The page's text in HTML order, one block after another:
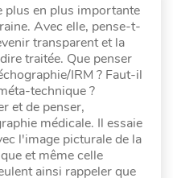
plus en plus importante
Avec elle, pense-t-
transparent et la
traitée. Que penser
IRM ? Faut-il
technique ?
et de penser,
médicale. Il essaie
l'image picturale de la
et même celle
ainsi rappeler que